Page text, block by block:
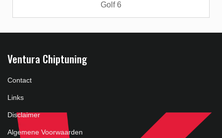
Golf 6
Ventura Chiptuning
Contact
Links
Disclaimer
Algemene Voorwaarden